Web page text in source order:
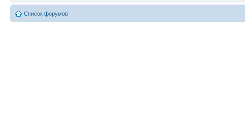
Список форумов